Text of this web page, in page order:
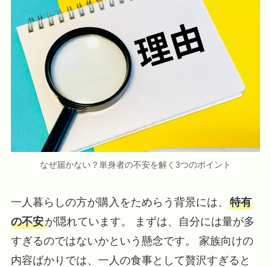
なぜ届かない？単身者の不安を解く3つのポイント
一人暮らしの方が購入をためらう背景には、 特有
の不安が隠れています。 まずは、自分には量が多
すぎるのではないかという懸念です。 家族向けの
内容ばかりでは、一人の食事として贅沢すぎると